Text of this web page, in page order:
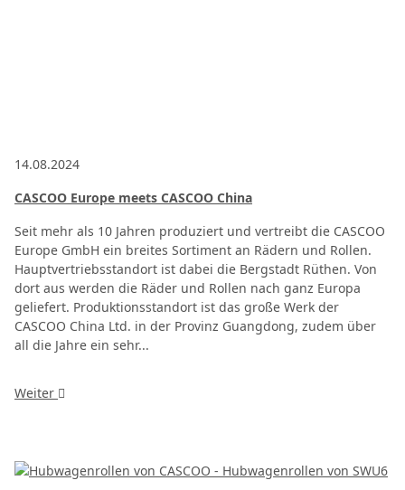
14.08.2024
CASCOO Europe meets CASCOO China
Seit mehr als 10 Jahren produziert und vertreibt die CASCOO
Europe GmbH ein breites Sortiment an Rädern und Rollen.
Hauptvertriebsstandort ist dabei die Bergstadt Rüthen. Von
dort aus werden die Räder und Rollen nach ganz Europa
geliefert. Produktionsstandort ist das große Werk der
CASCOO China Ltd. in der Provinz Guangdong, zudem über
all die Jahre ein sehr...
Weiter